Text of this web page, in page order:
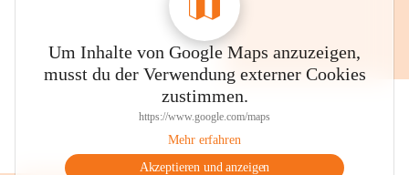
Um Inhalte von Google Maps anzuzeigen,
musst du der Verwendung externer Cookies
zustimmen.
https://www.google.com/maps
Mehr erfahren
Akzeptieren und anzeigen